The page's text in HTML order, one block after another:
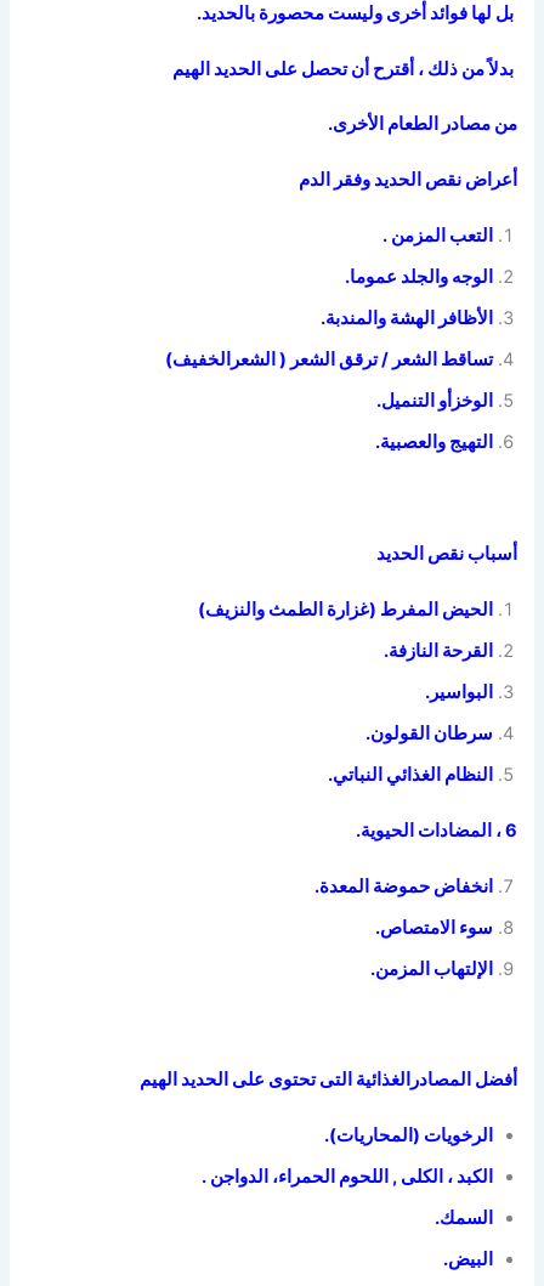
بل لها فوائد أخرى وليست محصورة بالحديد.
بدلاً من ذلك ، أقترح أن تحصل على الحديد الهيم
من مصادر الطعام الأخرى.
أعراض نقص الحديد وفقر الدم
التعب المزمن .
الوجه والجلد عموما.
الأظافر الهشة والمندبة.
تساقط الشعر / ترقق الشعر ( الشعرالخفيف)
الوخزأو التنميل.
التهيج والعصبية.
أسباب نقص الحديد
الحيض المفرط (غزارة الطمث والنزيف)
القرحة النازفة.
البواسير.
سرطان القولون.
النظام الغذائي النباتي.
6 ، المضادات الحيوية .
انخفاض حموضة المعدة.
سوء الامتصاص.
الإلتهاب المزمن.
أفضل المصادرالغذائية التى تحتوى على الحديد الهيم
الرخويات (المحاريات).
الكبد، الكلى , اللحوم الحمراء، الدواجن .
السمك.
البيض.